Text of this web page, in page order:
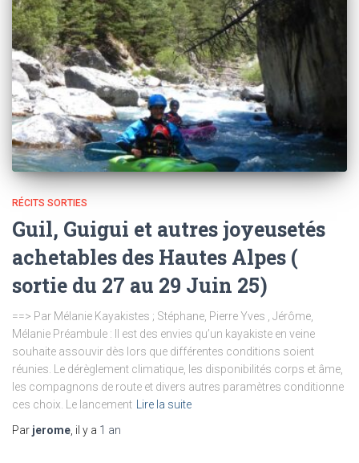
RÉCITS SORTIES
Guil, Guigui et autres joyeusetés
achetables des Hautes Alpes (
sortie du 27 au 29 Juin 25)
==> Par Mélanie Kayakistes ; Stéphane, Pierre Yves , Jérôme,
Mélanie Préambule : Il est des envies qu’un kayakiste en veine
souhaite assouvir dès lors que différentes conditions soient
réunies. Le dérèglement climatique, les disponibilités corps et âme,
les compagnons de route et divers autres paramètres conditionne
ces choix. Le lancement
Lire la suite
Par jerome , il y a 1 an